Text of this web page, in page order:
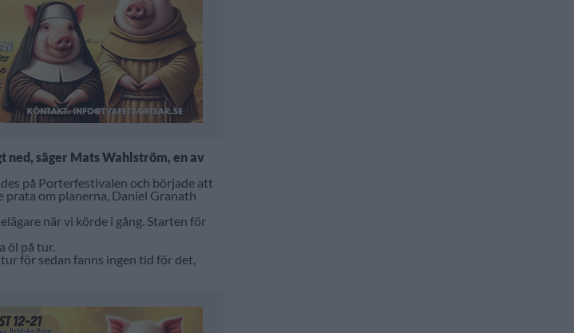
säger Mats Wahlström, en av
på Porterfestivalen och började att
om planerna, Daniel Granath
när vi körde i gång. Starten för
öl på tur.
för sedan fanns ingen tid för det,